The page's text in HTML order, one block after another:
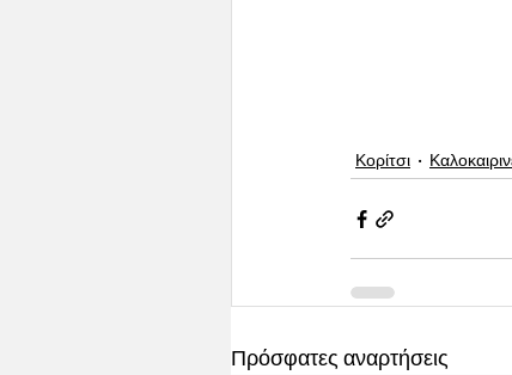
Κορίτσι
Πρόσφατες αναρτήσεις